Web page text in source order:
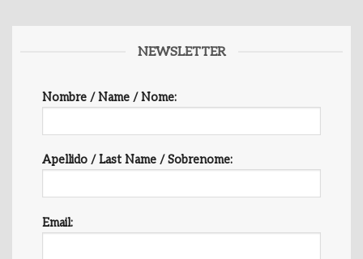
NEWSLETTER
Nombre / Name / Nome:
Apellido / Last Name / Sobrenome:
Email: